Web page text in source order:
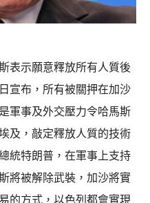
表示願意釋放所有人質後
宣布，所有被關押在加沙
軍事及外交壓力令哈馬斯
及，敲定釋放人質的技術
統特朗普，在軍事上支持
將被解除武裝，加沙將實
的方式，以色列都會實現